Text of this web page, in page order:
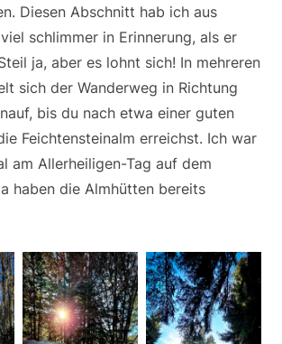
Diesen Abschnitt hab ich aus
schlimmer in Erinnerung, als er
ja, aber es lohnt sich! In mehreren
sich der Wanderweg in Richtung
bis du nach etwa einer guten
Feichtensteinalm erreichst. Ich war
am Allerheiligen-Tag auf dem
haben die Almhütten bereits